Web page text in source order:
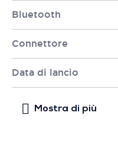
Bluetooth
Connettore
Data di lancio